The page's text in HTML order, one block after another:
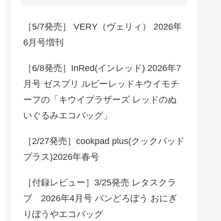
［5/7発売］ VERY（ヴェリィ） 2026年
6月号増刊
［6/8発売］InRed(インレッド) 2026年7
月号 ゼスプリ ルビーレッドキウイモチ
ーフの「キウイブラザーズ レッドのぬ
いぐるみエコバッグ」
［2/27発売］cookpad plus(クックパッド
プラス)2026年春号
［付録レビュー］3/25発売 レタスクラ
ブ 2026年4月号 パンどろぼう おにぎ
りぼうやエコバッグ